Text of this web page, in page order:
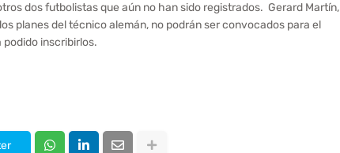
dos futbolistas que aún no han sido registrados. Gerard Martín,
planes del técnico alemán, no podrán ser convocados para el
inscribirlos.